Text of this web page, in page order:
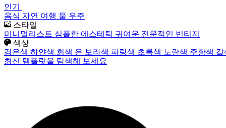
인기
음식 자연 여행 물 우주
스타일
미니멀리스트 심플한 에스테틱 귀여운 전문적인 빈티지
색상
검은색 하얀색 회색 은 보라색 파랑색 초록색 노란색 주황색
최신 템플릿을 탐색해 보세요